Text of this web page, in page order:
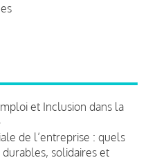
et Inclusion dans la
de l’entreprise : quels
solidaires et